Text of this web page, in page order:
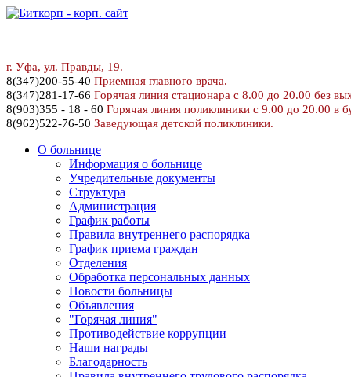
г. Уфа, ул. Правды, 19.
8(347)200-55-40 Приемная главного врача.
8(347)281-17-66 Горячая линия стационара с 8.00 до 20.00 без
8(903)355 - 18 - 60 Горячая линия поликлиники с 9.00 до 20.00 в
8(962)522-76-50 Заведующая детской поликлиники.
О больнице
Информация о больнице
Учредительные документы
Структура
Администрация
График работы
Правила внутреннего распорядка
График приема граждан
Отделения
Обработка персональных данных
Новости больницы
Объявления
"Горячая линия"
Противодействие коррупции
Наши награды
Благодарность